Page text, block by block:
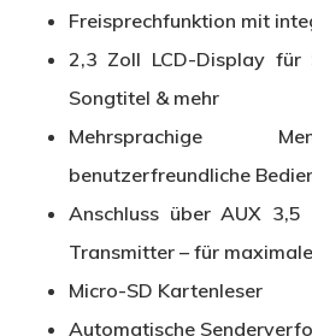
Freisprechfunktion mit
2,3 Zoll LCD-Display für
Songtitel & mehr
Mehrsprachige
benutzerfreundliche
Anschluss über AUX
Transmitter – für
Micro-SD Kartenleser
Automatische